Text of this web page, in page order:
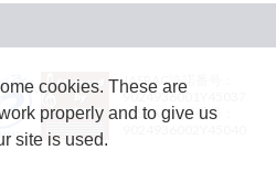
JASRAC許諾番号：
9024936001Y45037
JASRAC許諾番号：
cookies. These are
properly and to give us
site is used.